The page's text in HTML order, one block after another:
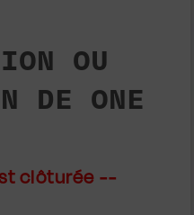
OU
DE ONE
clôturée --